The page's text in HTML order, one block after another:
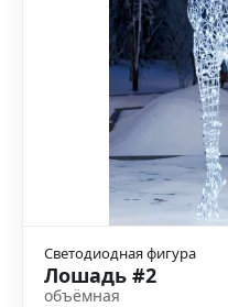
Светодиодная фигура
Лошадь #2
объёмная